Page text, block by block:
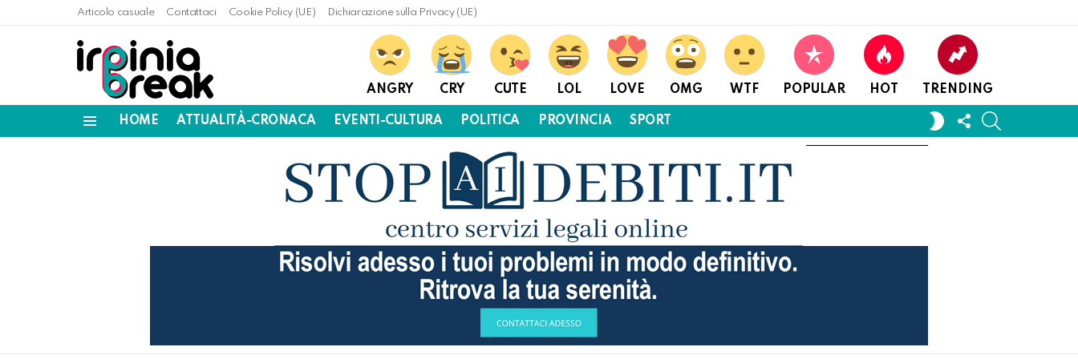
Articolo casuale Contattaci Cookie Policy (UE) Dichiarazione sulla Privacy (UE)
ANGRY CRY CUTE LOL LOVE OMG WTF POPULAR HOT TRENDING
HOME ATTUALITÀ-CRONACA EVENTI-CULTURA POLITICA PROVINCIA SPORT
SWITCH
SKIN
FOLLOW
US